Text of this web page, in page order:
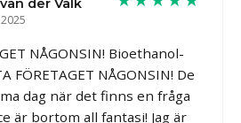
NÅGONSIN! Bioethanol-
FÖRETAGET NÅGONSIN! De
dag när det finns en fråga
är bortom all fantasi! Jag är